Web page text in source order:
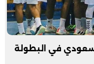
في البطولة